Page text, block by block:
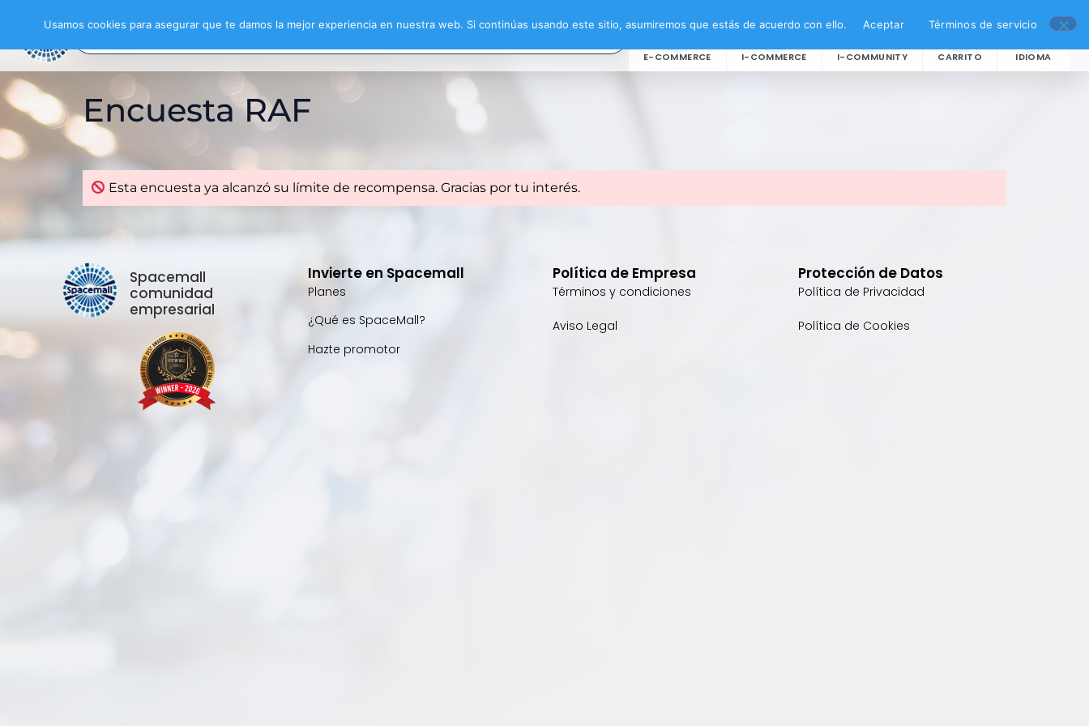
E-COMMERCE I-COMMERCE I-COMMUNITY CARRITO IDIOMA
Encuesta RAF
Esta encuesta ya alcanzó su límite de recompensa. Gracias por tu interés.
Spacemall
comunidad
empresarial
Invierte en Spacemall
Planes
¿Qué es SpaceMall?
Hazte promotor
Política de Empresa
Términos y condiciones
Aviso Legal
Protección de Datos
Política de Privacidad
Política de Cookies
Usamos cookies para asegurar que te damos la mejor experiencia en nuestra web. Si continúas usando este sitio, asumiremos que estás de acuerdo con ello. Aceptar Términos de servicio